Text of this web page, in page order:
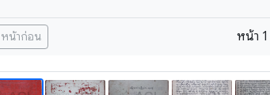
หน้าก่อน หน้า 1